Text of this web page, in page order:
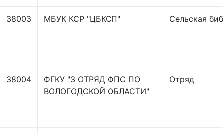
38003 МБУК КСР "ЦБКСП" Сельская
38004
ФГКУ "3 ОТРЯД ФПС ПО
ВОЛОГОДСКОЙ ОБЛАСТИ"
Отряд